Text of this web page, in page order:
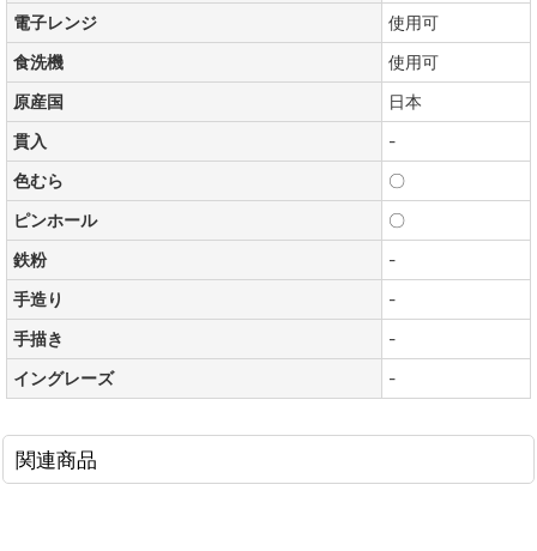
電子レンジ
使用可
食洗機
使用可
原産国
日本
貫入
-
色むら
〇
ピンホール
〇
鉄粉
-
手造り
-
手描き
-
イングレーズ
-
関連商品